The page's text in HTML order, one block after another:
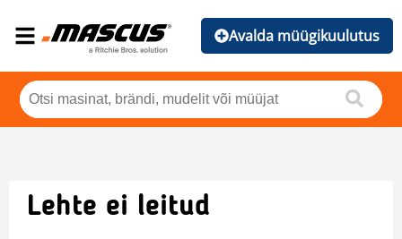
Avalda müügikuulutus
Lehte ei leitud